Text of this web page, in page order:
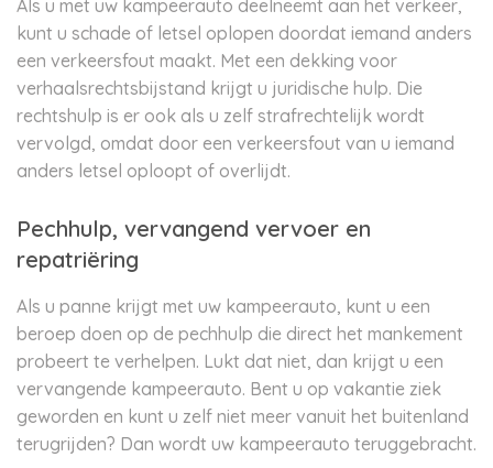
Als u met uw kampeerauto deelneemt aan het verkeer,
kunt u schade of letsel oplopen doordat iemand anders
een verkeersfout maakt. Met een dekking voor
verhaalsrechtsbijstand krijgt u juridische hulp. Die
rechtshulp is er ook als u zelf strafrechtelijk wordt
vervolgd, omdat door een verkeersfout van u iemand
anders letsel oploopt of overlijdt.
Pechhulp, vervangend vervoer en
repatriëring
Als u panne krijgt met uw kampeerauto, kunt u een
beroep doen op de pechhulp die direct het mankement
probeert te verhelpen. Lukt dat niet, dan krijgt u een
vervangende kampeerauto. Bent u op vakantie ziek
geworden en kunt u zelf niet meer vanuit het buitenland
terugrijden? Dan wordt uw kampeerauto teruggebracht.